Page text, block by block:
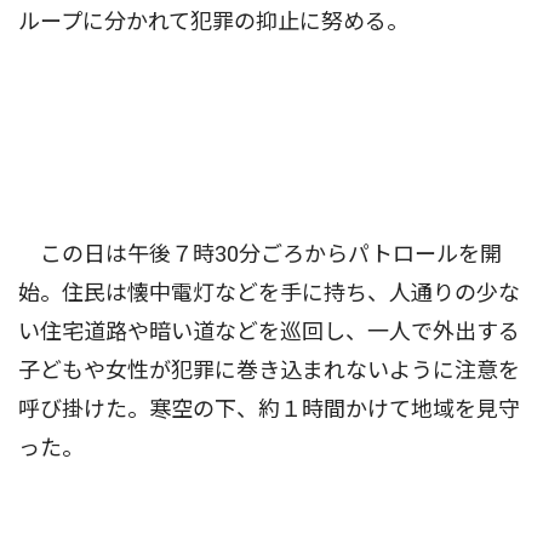
ループに分かれて犯罪の抑止に努める。
この日は午後７時30分ごろからパトロールを開
始。住民は懐中電灯などを手に持ち、人通りの少な
い住宅道路や暗い道などを巡回し、一人で外出する
子どもや女性が犯罪に巻き込まれないように注意を
呼び掛けた。寒空の下、約１時間かけて地域を見守
った。